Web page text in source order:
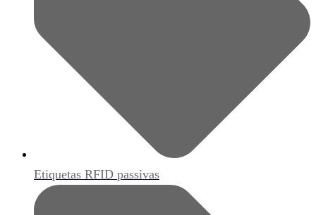
Etiquetas RFID passivas